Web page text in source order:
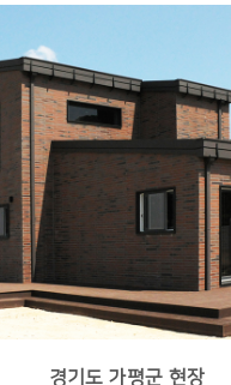
경기도 가평군 현장